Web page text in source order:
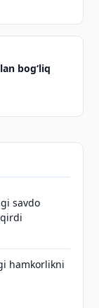
bog‘liq
savdo
hamkorlikni